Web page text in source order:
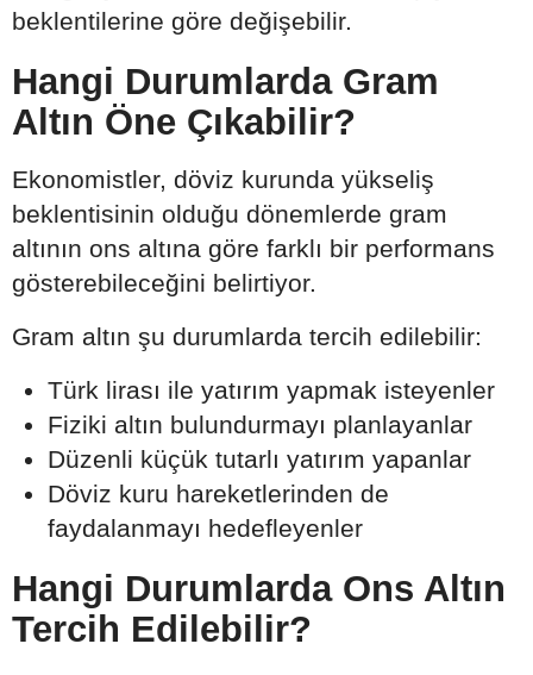
beklentilerine göre değişebilir.
Hangi Durumlarda Gram
Altın Öne Çıkabilir?
Ekonomistler, döviz kurunda yükseliş
beklentisinin olduğu dönemlerde gram
altının ons altına göre farklı bir performans
gösterebileceğini belirtiyor.
Gram altın şu durumlarda tercih edilebilir:
Türk lirası ile yatırım yapmak isteyenler
Fiziki altın bulundurmayı planlayanlar
Düzenli küçük tutarlı yatırım yapanlar
Döviz kuru hareketlerinden de
faydalanmayı hedefleyenler
Hangi Durumlarda Ons Altın
Tercih Edilebilir?